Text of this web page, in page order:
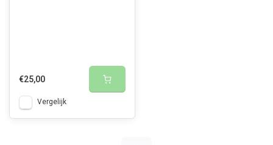
€25,00
Vergelijk